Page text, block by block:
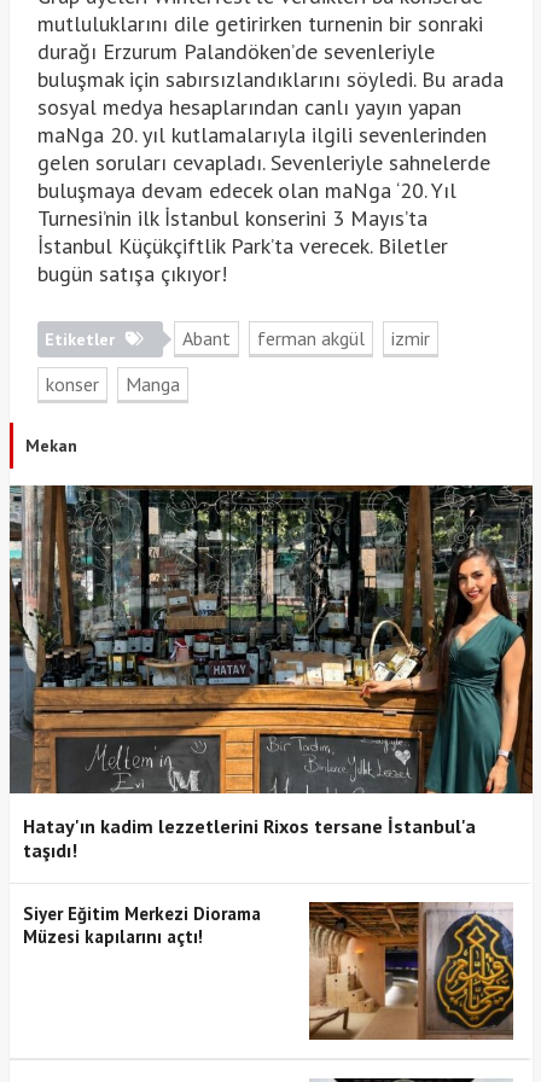
mutluluklarını dile getirirken turnenin bir sonraki
durağı Erzurum Palandöken’de sevenleriyle
buluşmak için sabırsızlandıklarını söyledi. Bu arada
sosyal medya hesaplarından canlı yayın yapan
maNga 20. yıl kutlamalarıyla ilgili sevenlerinden
gelen soruları cevapladı. Sevenleriyle sahnelerde
buluşmaya devam edecek olan maNga ‘20. Yıl
Turnesi’nin ilk İstanbul konserini 3 Mayıs’ta
İstanbul Küçükçiftlik Park’ta verecek. Biletler
bugün satışa çıkıyor!
Etiketler Abant ferman akgül
izmir
konser
Manga
Mekan
Hatay'ın kadim lezzetlerini Rixos tersane İstanbul'a
taşıdı!
Siyer Eğitim Merkezi Diorama
Müzesi kapılarını açtı!